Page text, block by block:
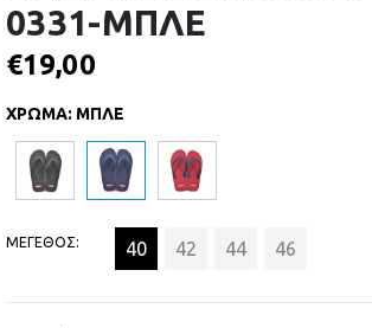
0331-ΜΠΛΕ
€19,00
ΧΡΩΜΑ: ΜΠΛΕ
ΜΕΓΕΘΟΣ 40 42 44 46